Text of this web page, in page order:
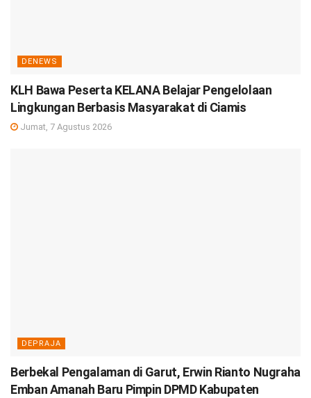
DENEWS
KLH Bawa Peserta KELANA Belajar Pengelolaan
Lingkungan Berbasis Masyarakat di Ciamis
Jumat, 7 Agustus 2026
DEPRAJA
Berbekal Pengalaman di Garut, Erwin Rianto Nugraha
Emban Amanah Baru Pimpin DPMD Kabupaten